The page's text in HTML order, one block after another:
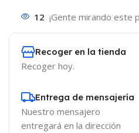
12 ¡Gente mirando este
Recoger en la tienda
Recoger hoy.
Entrega de mensajería
Nuestro mensajero
entregará en la dirección